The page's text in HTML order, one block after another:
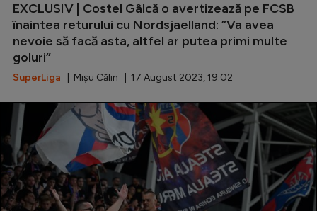
Serie A
Bundesliga
Starurile fotbalului
EURO 2024
Stranieri
Clasamente
EXCLUSIV | Costel Gâlcă o avertizează pe FCSB
înaintea returului cu Nordsjaelland: ”Va avea
nevoie să facă asta, altfel ar putea primi multe
goluri”
SuperLiga | Mișu Călin | 17 August 2023, 19:02